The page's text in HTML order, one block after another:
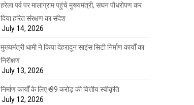
हरेला पर्व पर मालाग्राम पहुंचे मुख्यमंत्री, सघन पौधरोपण कर
दिया हरित संरक्षण का संदेश
July 14, 2026
मुख्यमंत्री धामी ने किया देहरादून साइंस सिटी निर्माण कार्यों का
निरीक्षण
July 13, 2026
निर्माण कार्यों के लिए ₹ 99 करोड़ की वित्तीय स्वीकृति
July 12, 2026